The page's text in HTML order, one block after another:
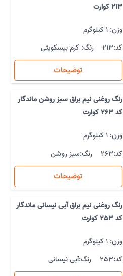
213 کوارت
وزن: 1 کیلوگرم
کد:213 رنگ: کرم بیسکویتی
توضیحات
رنگ روغنی نیم براق سبز روشن ماندگار
کد 263 کوارت
وزن: 1 کیلوگرم
کد:263 رنگ:سبز روشن
توضیحات
رنگ روغنی نیم براق آبی نیسانی ماندگار
کد 253 کوارت
وزن: 1 کیلوگرم
کد:253 رنگ:آبی نیسانی